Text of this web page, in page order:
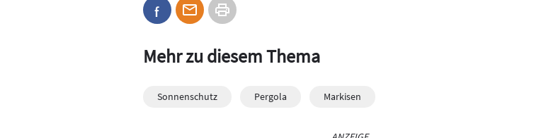
Mehr zu diesem Thema
Sonnenschutz Pergola Markisen